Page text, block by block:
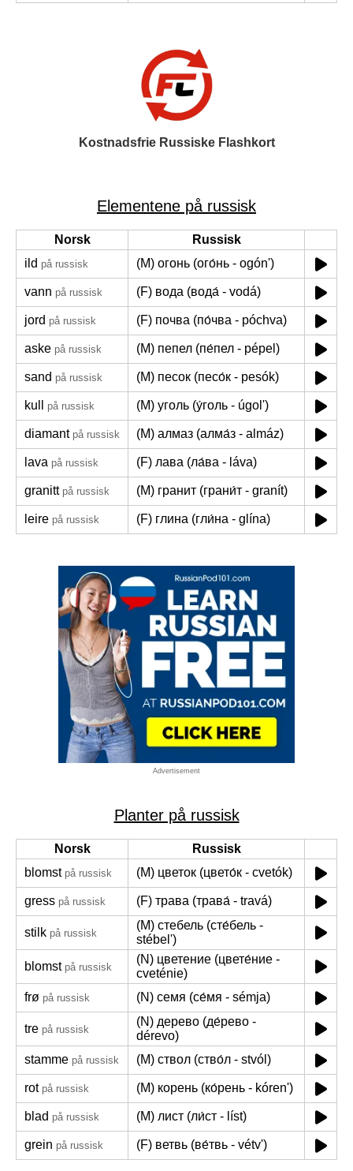
Kostnadsfrie Russiske Flashkort
Elementene på russisk
Norsk
Russisk
ild på russisk (M) огонь (ого́нь - ogón')
vann på russisk (F) вода (вода́ - vodá)
jord på russisk (F) почва (по́чва - póchva)
aske på russisk (M) пепел (пе́пел - pépel)
sand på russisk (M) песок (песо́к - pesók)
kull på russisk (M) уголь (у́голь - úgol')
diamant på russisk (M) алмаз (алма́з - almáz)
lava på russisk (F) лава (ла́ва - láva)
granitt på russisk (M) гранит (грани́т - granít)
leire på russisk (F) глина (гли́на - glína)
Advertisement
Planter på russisk
Norsk
Russisk
blomst på russisk (M) цветок (цвето́к - cvetók)
gress på russisk (F) трава (трава́ - travá)
stilk på russisk
(M) стебель (сте́бель -
stébel')
blomst på russisk
(N) цветение (цвете́ние -
cveténie)
frø på russisk (N) семя (се́мя - sémja)
tre på russisk
(N) дерево (де́рево -
dérevo)
stamme på russisk (M) ствол (ство́л - stvól)
rot på russisk (M) корень (ко́рень - kóren')
blad på russisk (M) лист (ли́ст - líst)
grein på russisk (F) ветвь (ве́твь - vétv')